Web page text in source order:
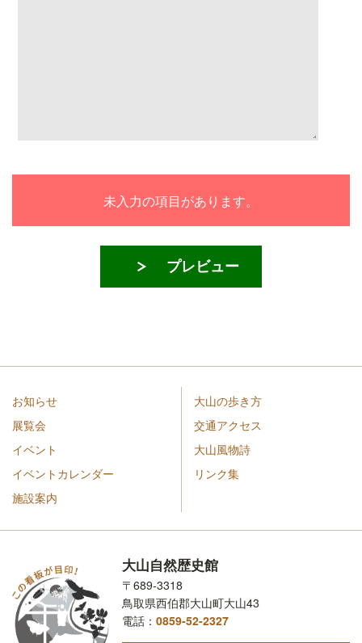
未入力の項目があります。
プレビュー
お知らせ
展覧会
イベント
イベントカレンダー
施設案内
大山の歩き方
交通アクセス
大山風物詩
リンク集
大山自然歴史館
〒689-3318
鳥取県西伯郡大山町大山43
電話：0859-52-2327